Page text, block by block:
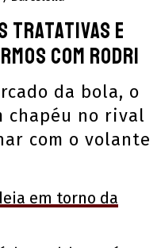
tratativas e
com Rodri
da bola, o
chapéu no rival
com o volante
em torno da